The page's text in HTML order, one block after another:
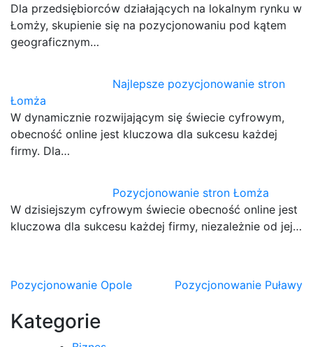
Dla przedsiębiorców działających na lokalnym rynku w
Łomży, skupienie się na pozycjonowaniu pod kątem
geograficznym…
Najlepsze pozycjonowanie stron
Łomża
W dynamicznie rozwijającym się świecie cyfrowym,
obecność online jest kluczowa dla sukcesu każdej
firmy. Dla…
Pozycjonowanie stron Łomża
W dzisiejszym cyfrowym świecie obecność online jest
kluczowa dla sukcesu każdej firmy, niezależnie od jej…
Nawigacja
wpisu
Pozycjonowanie Opole Pozycjonowanie Puławy
Kategorie